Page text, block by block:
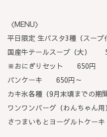
〈MENU〉
平日限定 生パスタ3種（スー
国産牛テールスープ（大）
※おにぎりセット 650円
パンケーキ 650円～
カキ氷各種（9月末頃までの
ワンワンバーグ（わんちゃ
さつまいもとヨーグルトケ